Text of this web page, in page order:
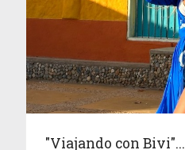
"Viajando con Bivi"...